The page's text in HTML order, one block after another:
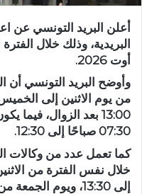
أعلن البريد التونسي عن
أوت 2026.
وأوضح البريد التونسي أن
13:00 بعد الزوال،
07:30 صباحًا إلى 12:30.
كما تعمل عدد من وكالات
إلى 13:30، ويوم الجمعة من الساعة 07:30 إلى 12:30.